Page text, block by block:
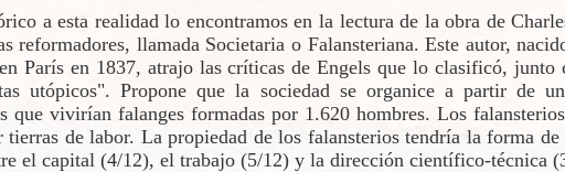
a esta realidad lo encontramos en la lectura de la obra de
reformadores, llamada Societaria o Falansteriana. Este autor,
París en 1837, atrajo las críticas de Engels que lo clasificó, junto
utópicos". Propone que la sociedad se organice a partir de
que vivirían falanges formadas por 1.620 hombres. Los
de labor. La propiedad de los falansterios tendría la forma de
el capital (4/12), el trabajo (5/12) y la dirección científico-técnica